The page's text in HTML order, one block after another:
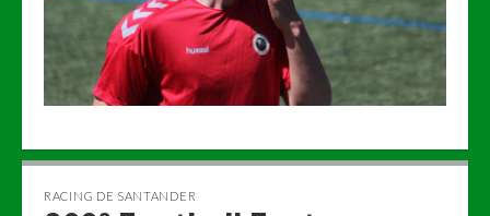
RACING DE SANTANDER